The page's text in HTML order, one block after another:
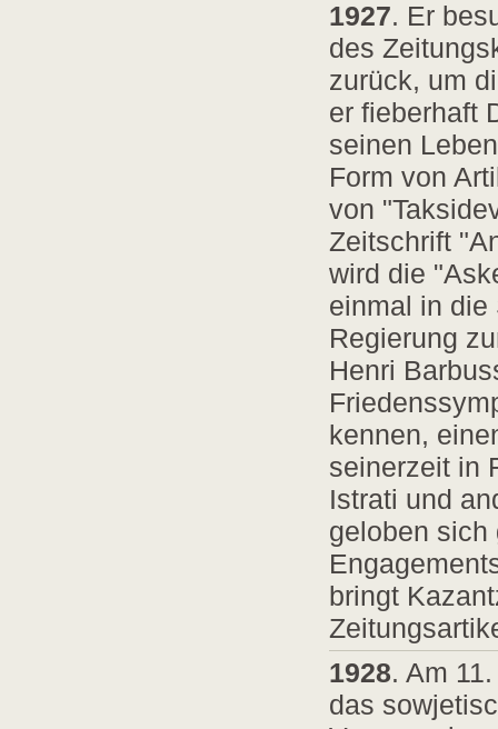
1927. Er
des
zurück, um
er fieberhaft
seinen
Form von
von
Zeitschrift
wird die
einmal in
Regierung
Henri
kennen,
seinerzeit in
Istrati und
geloben sich
bringt
1928. Am
das